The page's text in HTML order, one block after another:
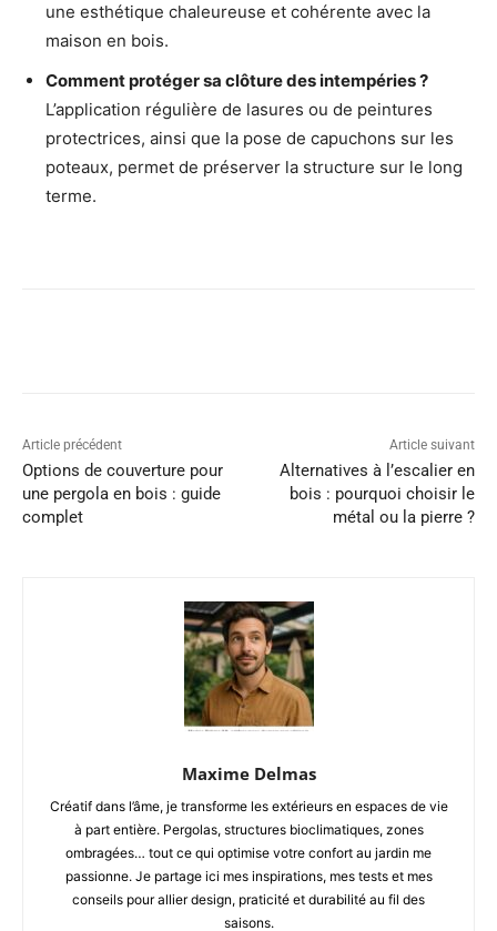
une esthétique chaleureuse et cohérente avec la
maison en bois.
Comment protéger sa clôture des intempéries ?
L’application régulière de lasures ou de peintures
protectrices, ainsi que la pose de capuchons sur les
poteaux, permet de préserver la structure sur le long
terme.
Article précédent
Options de couverture pour
une pergola en bois : guide
complet
Article suivant
Alternatives à l’escalier en
bois : pourquoi choisir le
métal ou la pierre ?
Maxime Delmas
Créatif dans l’âme, je transforme les extérieurs en espaces de vie
à part entière. Pergolas, structures bioclimatiques, zones
ombragées… tout ce qui optimise votre confort au jardin me
passionne. Je partage ici mes inspirations, mes tests et mes
conseils pour allier design, praticité et durabilité au fil des
saisons.